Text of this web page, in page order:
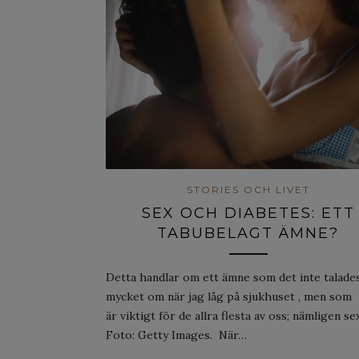
STORIES OCH LIVET
SEX OCH DIABETES: ETT
TABUBELAGT ÄMNE?
Detta handlar om ett ämne som det inte
mycket om när jag låg på sjukhuset , men som
är viktigt för de allra flesta av oss; nämligen
Foto: Getty Images. När…